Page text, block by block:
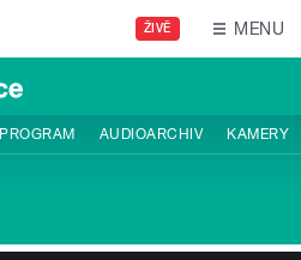
ŽIVĚ MENU
PROGRAM AUDIOARCHIV KAMERY